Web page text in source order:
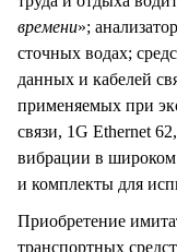
времени»;
сточных водах;
данных и кабелей
применяемых при
связи, 1G Ethernet
вибрации в широком
и комплекты для
Приобретение
транспортных